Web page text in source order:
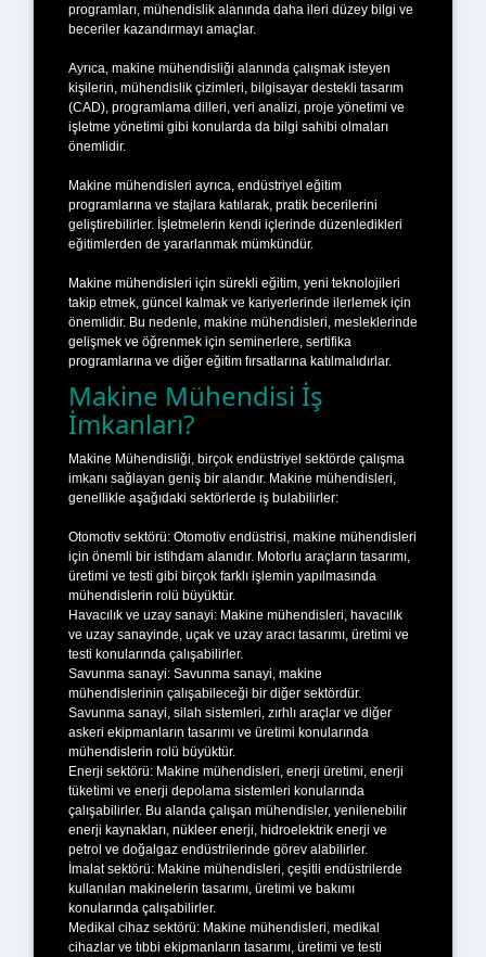
programları, mühendislik alanında daha ileri düzey bilgi ve
beceriler kazandırmayı amaçlar.
Ayrıca, makine mühendisliği alanında çalışmak isteyen
kişilerin, mühendislik çizimleri, bilgisayar destekli tasarım
(CAD), programlama dilleri, veri analizi, proje yönetimi ve
işletme yönetimi gibi konularda da bilgi sahibi olmaları
önemlidir.
Makine mühendisleri ayrıca, endüstriyel eğitim
programlarına ve stajlara katılarak, pratik becerilerini
geliştirebilirler. İşletmelerin kendi içlerinde düzenledikleri
eğitimlerden de yararlanmak mümkündür.
Makine mühendisleri için sürekli eğitim, yeni teknolojileri
takip etmek, güncel kalmak ve kariyerlerinde ilerlemek için
önemlidir. Bu nedenle, makine mühendisleri, mesleklerinde
gelişmek ve öğrenmek için seminerlere, sertifika
programlarına ve diğer eğitim fırsatlarına katılmalıdırlar.
Makine Mühendisi İş
İmkanları?
Makine Mühendisliği, birçok endüstriyel sektörde çalışma
imkanı sağlayan geniş bir alandır. Makine mühendisleri,
genellikle aşağıdaki sektörlerde iş bulabilirler:
Otomotiv sektörü: Otomotiv endüstrisi, makine mühendisleri
için önemli bir istihdam alanıdır. Motorlu araçların tasarımı,
üretimi ve testi gibi birçok farklı işlemin yapılmasında
mühendislerin rolü büyüktür.
Havacılık ve uzay sanayi: Makine mühendisleri, havacılık
ve uzay sanayinde, uçak ve uzay aracı tasarımı, üretimi ve
testi konularında çalışabilirler.
Savunma sanayi: Savunma sanayi, makine
mühendislerinin çalışabileceği bir diğer sektördür.
Savunma sanayi, silah sistemleri, zırhlı araçlar ve diğer
askeri ekipmanların tasarımı ve üretimi konularında
mühendislerin rolü büyüktür.
Enerji sektörü: Makine mühendisleri, enerji üretimi, enerji
tüketimi ve enerji depolama sistemleri konularında
çalışabilirler. Bu alanda çalışan mühendisler, yenilenebilir
enerji kaynakları, nükleer enerji, hidroelektrik enerji ve
petrol ve doğalgaz endüstrilerinde görev alabilirler.
İmalat sektörü: Makine mühendisleri, çeşitli endüstrilerde
kullanılan makinelerin tasarımı, üretimi ve bakımı
konularında çalışabilirler.
Medikal cihaz sektörü: Makine mühendisleri, medikal
cihazlar ve tıbbi ekipmanların tasarımı, üretimi ve testi